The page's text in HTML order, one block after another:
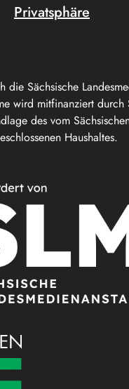
die Sächsische
wird mitfinanziert durch
des vom
Haushaltes.
Privatsphäre